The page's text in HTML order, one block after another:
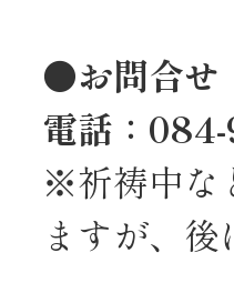
●お問合せ
電話：
※祈祷中な
ますが、